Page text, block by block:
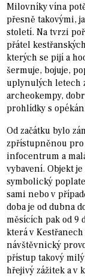
Milovníky vína
přesně takovými,
století. Na tvrzi
přátel
kterých se pijí a
šermuje, bojuje,
uplynulých letech
archeokempy,
prohlídky s
Od začátku bylo
zpřístupněnou
infocentrum a
vybavení. Objekt
symbolický
sami nebo v
doba je od dubna
měsících pak od 9
která v
návštěvnický
přístup takový
hřejivý zážitek a v